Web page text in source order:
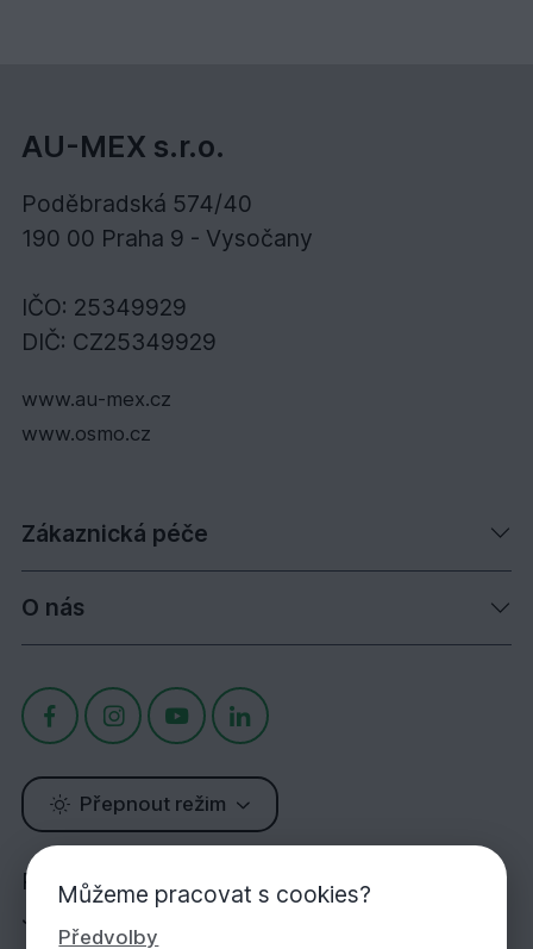
AU-MEX s.r.o.
Poděbradská 574/40
190 00 Praha 9 - Vysočany
IČO: 25349929
DIČ: CZ25349929
www.au-mex.cz
www.osmo.cz
Zákaznická péče
O nás
Přepnout režim
Potřebujete poradit?
Jsme tu pro Vás!
Můžeme pracovat s cookies?
Předvolby